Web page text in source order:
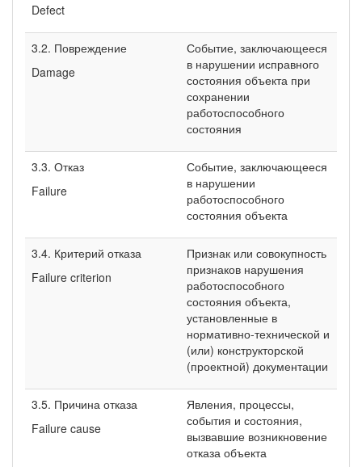
Defect
3.2. Повреждение
Damage
Событие, заключающееся
в нарушении исправного
состояния объекта при
сохранении
работоспособного
состояния
3.3. Отказ
Failure
Событие, заключающееся
в нарушении
работоспособного
состояния объекта
3.4. Критерий отказа
Failure criterion
Признак или совокупность
признаков нарушения
работоспособного
состояния объекта,
установленные в
нормативно-технической и
(или) конструкторской
(проектной) документации
3.5. Причина отказа
Failure cause
Явления, процессы,
события и состояния,
вызвавшие возникновение
отказа объекта